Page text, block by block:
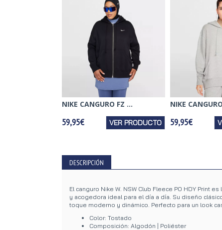
NIKE CANGURO FZ ...
59,95€ VER PRODUCTO
NIKE
59,95€
DESCRIPCIÓN
El canguro Nike W. NSW Club Fleece PO HDY
y acogedora ideal para el día a día. Su diseño
toque moderno y dinámico. Perfecto para un look
Color: Tostado
Composición: Algodón | Poliéster